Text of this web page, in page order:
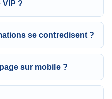
?
se contredisent ?
sur mobile ?